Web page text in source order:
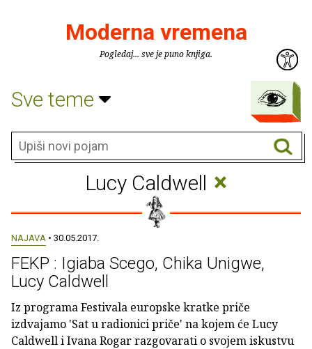
Moderna vremena
Pogledaj... sve je puno knjiga.
Sve teme
Lucy Caldwell ×
NAJAVA • 30.05.2017.
FEKP : Igiaba Scego, Chika Unigwe,
Lucy Caldwell
Iz programa Festivala europske kratke priče
izdvajamo 'Sat u radionici priče' na kojem će Lucy
Caldwell i Ivana Rogar razgovarati o svojem iskustvu